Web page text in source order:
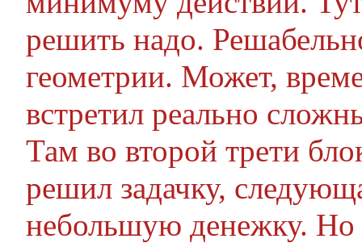
решить надо.
геометрии. Может,
встретил реально
Там во второй трети
решил задачку,
небольшую денежку. Но